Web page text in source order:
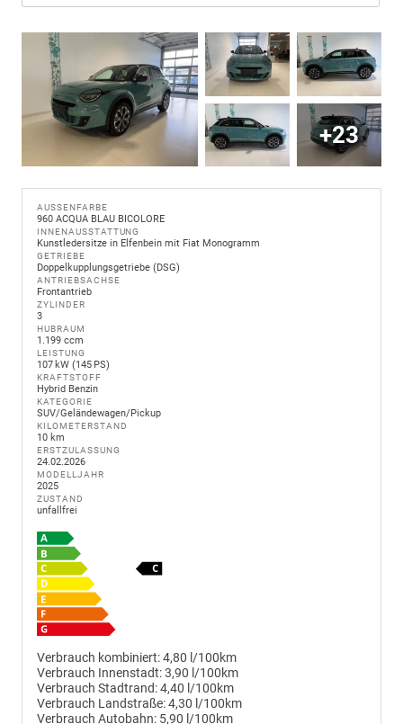
+23
AUSSENFARBE
960 ACQUA BLAU BICOLORE
INNENAUSSTATTUNG
Kunstledersitze in Elfenbein mit Fiat Monogramm
GETRIEBE
Doppelkupplungsgetriebe (DSG)
ANTRIEBSACHSE
Frontantrieb
ZYLINDER
3
HUBRAUM
1.199 ccm
LEISTUNG
107 kW (145 PS)
KRAFTSTOFF
Hybrid Benzin
KATEGORIE
SUV/Geländewagen/Pickup
KILOMETERSTAND
10 km
ERSTZULASSUNG
24.02.2026
MODELLJAHR
2025
ZUSTAND
unfallfrei
Verbrauch kombiniert:4,80 l/100km
Verbrauch Innenstadt:3,90 l/100km
Verbrauch Stadtrand:4,40 l/100km
Verbrauch Landstraße:4,30 l/100km
Verbrauch Autobahn: 5,90 l/100km